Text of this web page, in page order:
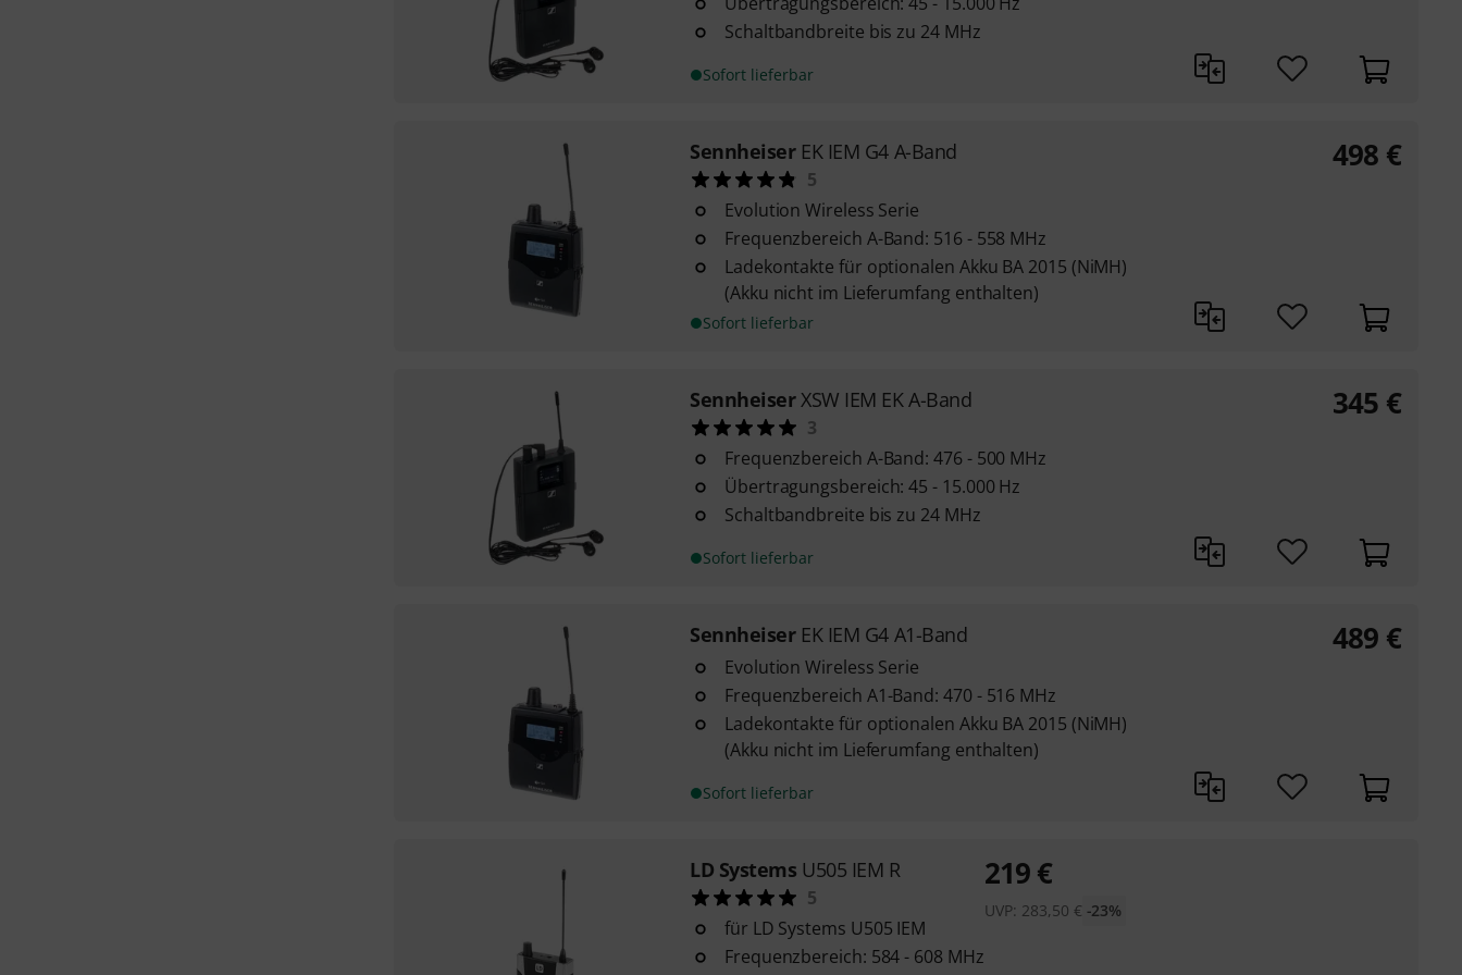
Schaltbandbreite bis zu 24 MHz
Sofort lieferbar
Sennheiser EK IEM G4 A-Band
5
Evolution Wireless Serie
Frequenzbereich A-Band: 516 - 558 MHz
Ladekontakte für optionalen Akku BA 2015 (NiMH)
(Akku nicht im Lieferumfang enthalten)
Sofort lieferbar
498 €
SennheiserXSW IEM EK A-Band
3
Frequenzbereich A-Band: 476 - 500 MHz
Übertragungsbereich: 45 - 15.000 Hz
Schaltbandbreite bis zu 24 MHz
Sofort lieferbar
345 €
Sennheiser EK IEM G4 A1-Band
Evolution Wireless Serie
Frequenzbereich A1-Band: 470 - 516 MHz
Ladekontakte für optionalen Akku BA 2015 (NiMH)
(Akku nicht im Lieferumfang enthalten)
Sofort lieferbar
489 €
LD Systems U505 IEM R
5
für LD Systems U505 IEM
Frequenzbereich: 584 - 608 MHz
219€
UVP: 283,50 € -23%